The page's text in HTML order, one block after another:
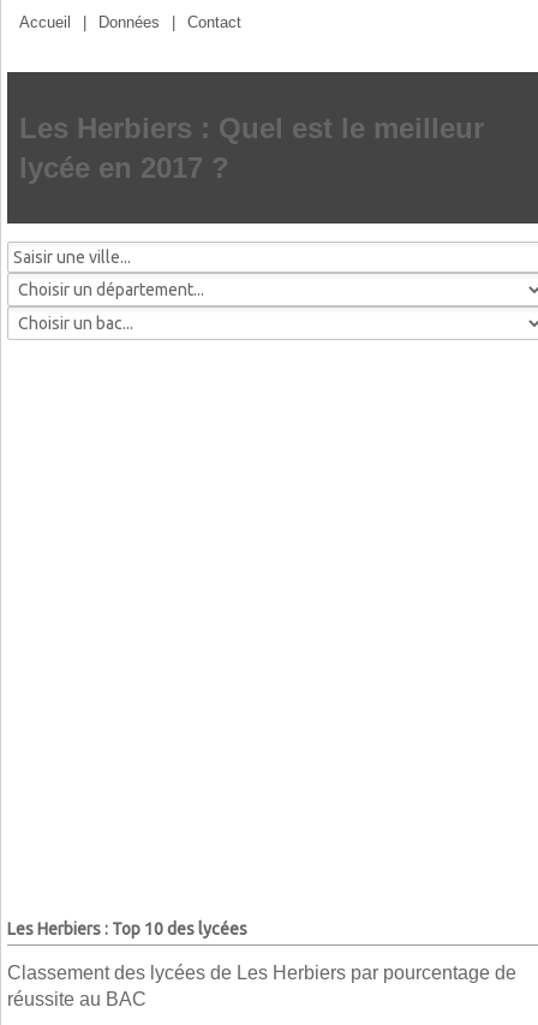
Accueil Données Contact
Les Herbiers : Quel est le meilleur
lycée en 2017 ?
Les Herbiers : Top 10 des lycées
Classement des lycées de Les Herbiers par pourcentage de
réussite au BAC